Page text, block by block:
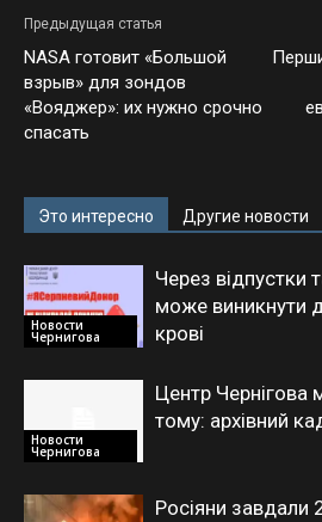
Предыдущая статья
NASA готовит «Большой
взрыв» для зондов
«Вояджер»: их нужно срочно
спасать
Это интересно Другие новости
Новости
Чернигова
Через відпустки
може виникнути
крові
Новости
Чернигова
Центр Чернігова
тому: архівний
Росіяни завдали